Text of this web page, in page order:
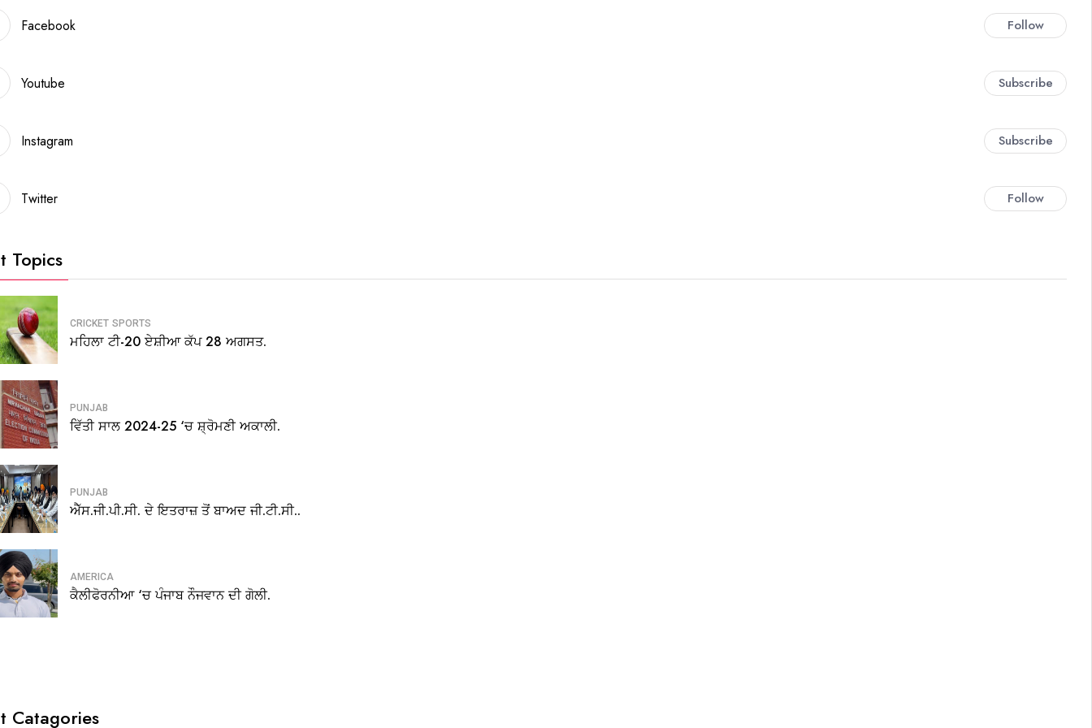
Facebook Follow
Youtube Subscribe
Instagram Subscribe
Twitter Follow
Topics
CRICKET SPORTS
ਮਹਿਲਾ ਟੀ-20 ਏਸ਼ੀਆ ਕੱਪ 28 ਅਗਸਤ.
PUNJAB
ਵਿੱਤੀ ਸਾਲ 2024-25 ‘ਚ ਸ਼੍ਰੋਮਣੀ ਅਕਾਲੀ.
PUNJAB
ਐੱਸ.ਜੀ.ਪੀ.ਸੀ. ਦੇ ਇਤਰਾਜ਼ ਤੋਂ ਬਾਅਦ ਜੀ.ਟੀ.ਸੀ..
AMERICA
ਕੈਲੀਫੋਰਨੀਆ ‘ਚ ਪੰਜਾਬ ਨੌਜਵਾਨ ਦੀ ਗੋਲੀ.
Catagories